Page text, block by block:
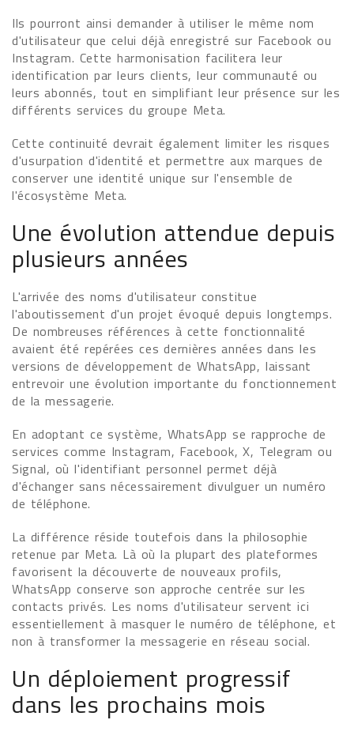
Ils pourront ainsi demander à utiliser le même nom
d'utilisateur que celui déjà enregistré sur Facebook ou
Instagram. Cette harmonisation facilitera leur
identification par leurs clients, leur communauté ou
leurs abonnés, tout en simplifiant leur présence sur les
différents services du groupe Meta.
Cette continuité devrait également limiter les risques
d'usurpation d'identité et permettre aux marques de
conserver une identité unique sur l'ensemble de
l'écosystème Meta.
Une évolution attendue depuis
plusieurs années
L'arrivée des noms d'utilisateur constitue
l'aboutissement d'un projet évoqué depuis longtemps.
De nombreuses références à cette fonctionnalité
avaient été repérées ces dernières années dans les
versions de développement de WhatsApp, laissant
entrevoir une évolution importante du fonctionnement
de la messagerie.
En adoptant ce système, WhatsApp se rapproche de
services comme Instagram, Facebook, X, Telegram ou
Signal, où l'identifiant personnel permet déjà
d'échanger sans nécessairement divulguer un numéro
de téléphone.
La différence réside toutefois dans la philosophie
retenue par Meta. Là où la plupart des plateformes
favorisent la découverte de nouveaux profils,
WhatsApp conserve son approche centrée sur les
contacts privés. Les noms d'utilisateur servent ici
essentiellement à masquer le numéro de téléphone, et
non à transformer la messagerie en réseau social.
Un déploiement progressif
dans les prochains mois